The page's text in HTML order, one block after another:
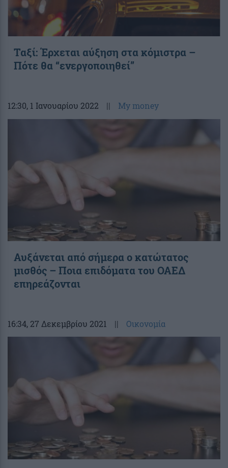
Ταξί: Έρχεται αύξηση στα κόμιστρα –
Πότε θα “ενεργοποιηθεί”
12:30, 1 Ιανουαρίου 2022 || My money
Αυξάνεται από σήμερα ο κατώτατος
μισθός – Ποια επιδόματα του ΟΑΕΔ
επηρεάζονται
16:34, 27 Δεκεμβρίου 2021 || Οικονομία